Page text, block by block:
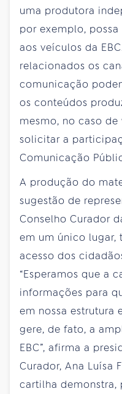
uma produtora
por exemplo,
aos veículos da
relacionados os
comunicação
os conteúdos
mesmo, no caso
solicitar a
Comunicação
A produção do
sugestão de
Conselho Curador
em um único lugar,
acesso dos
“Esperamos que a
informações para
em nossa estrutura
gere, de fato, a
EBC”, afirma a
Curador, Ana Luísa
cartilha demonstra,